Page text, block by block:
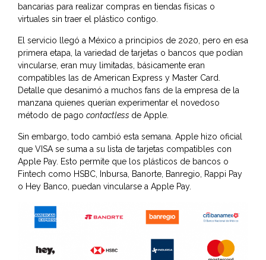
bancarias para realizar compras en tiendas físicas o
virtuales sin traer el plástico contigo.
El servicio llegó a México a principios de 2020, pero en esa
primera etapa, la variedad de tarjetas o bancos que podían
vincularse, eran muy limitadas, básicamente eran
compatibles las de American Express y Master Card.
Detalle que desanimó a muchos fans de la empresa de la
manzana quienes querían experimentar el novedoso
método de pago contactless de Apple.
Sin embargo, todo cambió esta semana. Apple hizo oficial
que VISA se suma a su lista de tarjetas compatibles con
Apple Pay. Esto permite que los plásticos de bancos o
Fintech como HSBC, Inbursa, Banorte, Banregio, Rappi Pay
o Hey Banco, puedan vincularse a Apple Pay.